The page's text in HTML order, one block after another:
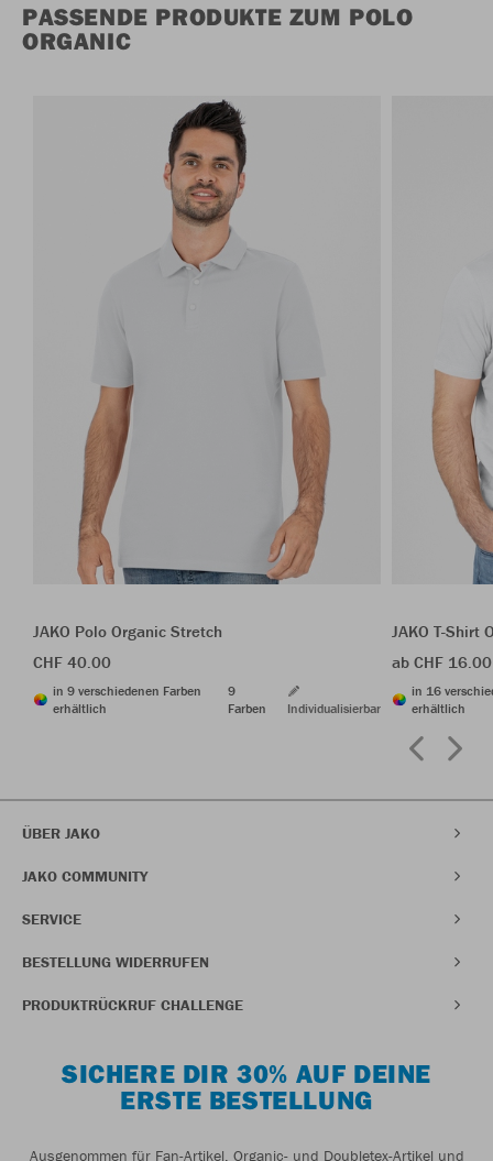
PASSENDE PRODUKTE ZUM POLO
ORGANIC
JAKO Polo Organic Stretch
CHF 40.00
in 9 verschiedenen Farben
erhältlich
9
Farben
Individualisierbar
JAKO T-Shirt
ab CHF 16.00
in 16
erhältlich
ÜBER JAKO
JAKO COMMUNITY
SERVICE
BESTELLUNG WIDERRUFEN
PRODUKTRÜCKRUF CHALLENGE
SICHERE DIR 30% AUF DEINE
ERSTE BESTELLUNG
Ausgenommen für Fan-Artikel, Organic- und Doubletex-Artikel und